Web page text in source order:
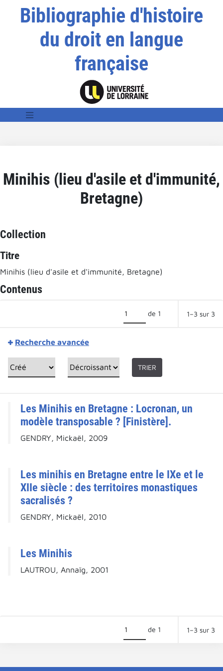
Bibliographie d'histoire
du droit en langue
française
Minihis (lieu d'asile et d'immunité,
Bretagne)
Collection
Titre
Minihis (lieu d'asile et d'immunité, Bretagne)
Contenus
de 1 1–3 sur 3
Recherche avancée
TRIER
Les Minihis en Bretagne : Locronan, un
modèle transposable ? [Finistère].
GENDRY, Mickaël, 2009
Les minihis en Bretagne entre le IXe et le
XIIe siècle : des territoires monastiques
sacralisés ?
GENDRY, Mickaël, 2010
Les Minihis
LAUTROU, Annaïg, 2001
de 1 1–3 sur 3